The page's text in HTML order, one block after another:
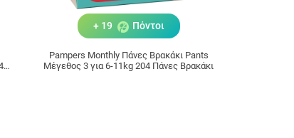
+ 19 Πόντοι
Pampers Monthly Πάνες Βρακάκι Pants
Μέγεθος 3 για 6-11kg 204 Πάνες Βρακάκι